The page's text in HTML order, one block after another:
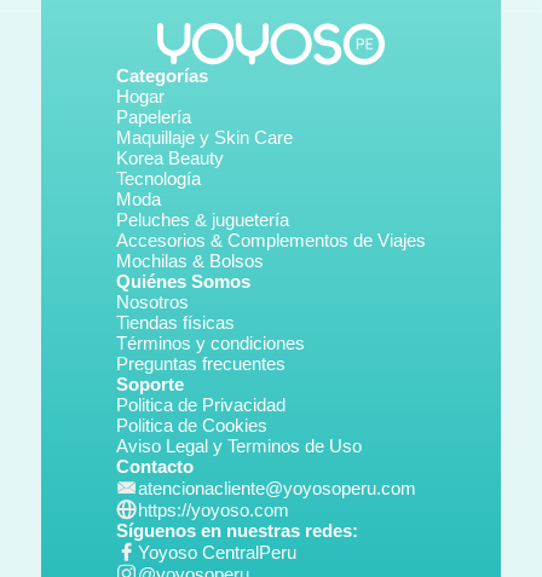
Categorías
Hogar
Papelería
Maquillaje y Skin Care
Korea Beauty
Tecnología
Moda
Peluches & juguetería
Accesorios & Complementos de Viajes
Mochilas & Bolsos
Quiénes Somos
Nosotros
Tiendas físicas
Términos y condiciones
Preguntas frecuentes
Soporte
Politica de Privacidad
Politica de Cookies
Aviso Legal y Terminos de Uso
Contacto
atencionacliente@yoyosoperu.com
https://yoyoso.com
Síguenos en nuestras redes:
Yoyoso CentralPeru